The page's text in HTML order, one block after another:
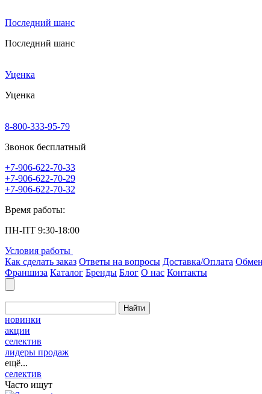
Последний шанс
Последний шанс
Уценка
Уценка
8-800-333-95-79
Звонок бесплатный
+7-906-622-70-33
+7-906-622-70-29
+7-906-622-70-32
Время работы:
ПН-ПТ 9:30-18:00
Условия работы
Как сделать заказ Ответы на вопросы Доставка/Оплата
Франшиза Каталог Бренды Блог О нас Контакты
Найти
новинки
акции
селектив
лидеры продаж
ещё...
селектив
Часто ищут